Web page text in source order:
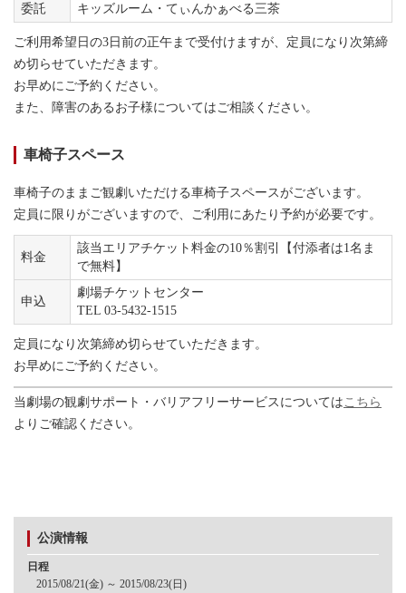
委託
キッズルーム・てぃんかぁべる三茶
ご利用希望日の3日前の正午まで受付けますが、定員になり次第締
め切らせていただきます。
お早めにご予約ください。
また、障害のあるお子様についてはご相談ください。
車椅子スペース
車椅子のままご観劇いただける車椅子スペースがございます。
定員に限りがございますので、ご利用にあたり予約が必要です。
料金
該当エリアチケット料金の10％割引【付添者は1名ま
で無料】
申込
劇場チケットセンター
TEL 03-5432-1515
定員になり次第締め切らせていただきます。
お早めにご予約ください。
当劇場の観劇サポート・バリアフリーサービスについては こちら
よりご確認ください。
公演情報
日程
2015/08/21(金) ～ 2015/08/23(日)